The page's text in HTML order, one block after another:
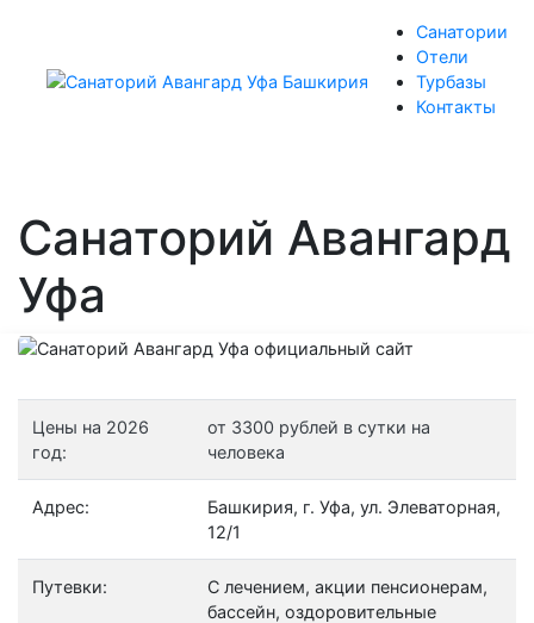
Санатории
Отели
Турбазы
Контакты
Санаторий Авангард
Уфа
Цены на 2026
год:
от 3300 рублей в сутки на
человека
Адрес:
Башкирия, г. Уфа, ул. Элеваторная,
12/1
Путевки:
С лечением, акции пенсионерам,
бассейн, оздоровительные